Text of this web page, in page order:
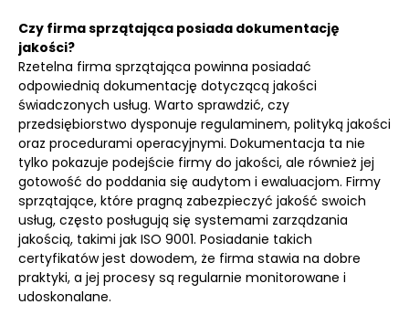
Czy firma sprzątająca posiada dokumentację
jakości?
Rzetelna firma sprzątająca powinna posiadać
odpowiednią dokumentację dotyczącą jakości
świadczonych usług. Warto sprawdzić, czy
przedsiębiorstwo dysponuje regulaminem, polityką jakości
oraz procedurami operacyjnymi. Dokumentacja ta nie
tylko pokazuje podejście firmy do jakości, ale również jej
gotowość do poddania się audytom i ewaluacjom. Firmy
sprzątające, które pragną zabezpieczyć jakość swoich
usług, często posługują się systemami zarządzania
jakością, takimi jak ISO 9001. Posiadanie takich
certyfikatów jest dowodem, że firma stawia na dobre
praktyki, a jej procesy są regularnie monitorowane i
udoskonalane.